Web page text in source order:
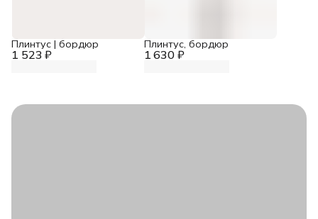
1 523 ₽
Плинтус | бордюр
1 630 ₽
Плинтус, бордюр